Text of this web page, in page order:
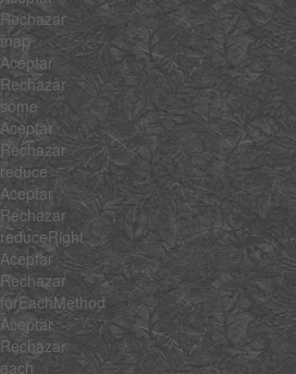
Rechazar
map
Aceptar
Rechazar
some
Aceptar
Rechazar
reduce
Aceptar
Rechazar
reduceRight
Aceptar
Rechazar
forEachMethod
Aceptar
Rechazar
each